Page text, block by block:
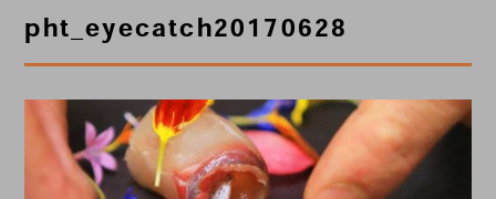
pht_eyecatch20170628